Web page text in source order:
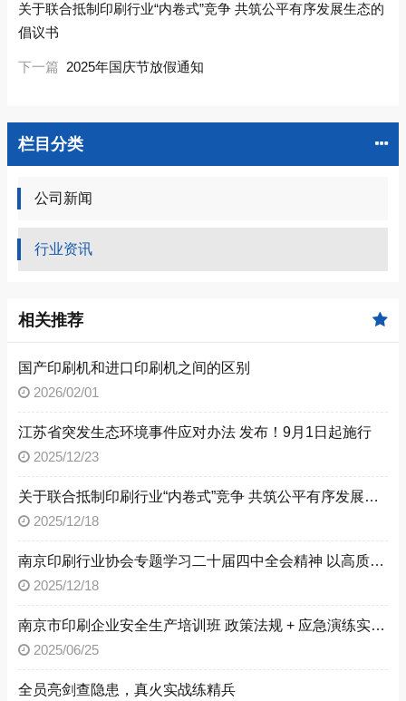
关于联合抵制印刷行业“内卷式”竞争 共筑公平有序发展生态的
倡议书
下一篇 2025年国庆节放假通知
栏目分类
公司新闻
行业资讯
相关推荐
国产印刷机和进口印刷机之间的区别
2026/02/01
江苏省突发生态环境事件应对办法 发布！9月1日起施行
2025/12/23
关于联合抵制印刷行业“内卷式”竞争 共筑公平有序发展生态的倡议书
2025/12/18
南京印刷行业协会专题学习二十届四中全会精神 以高质量发展书写行业新篇
2025/12/18
南京市印刷企业安全生产培训班 政策法规 + 应急演练实操指南
2025/06/25
全员亮剑查隐患，真火实战练精兵